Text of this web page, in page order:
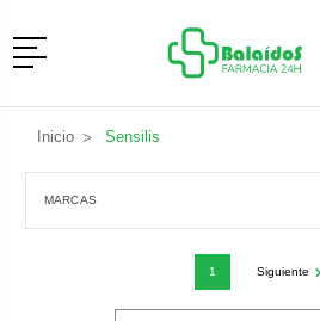
Menú
Inicio Sensilis
MARCAS
1 Siguiente